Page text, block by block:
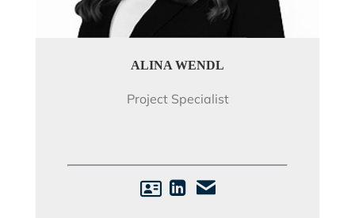
ALINA WENDL
Project Specialist